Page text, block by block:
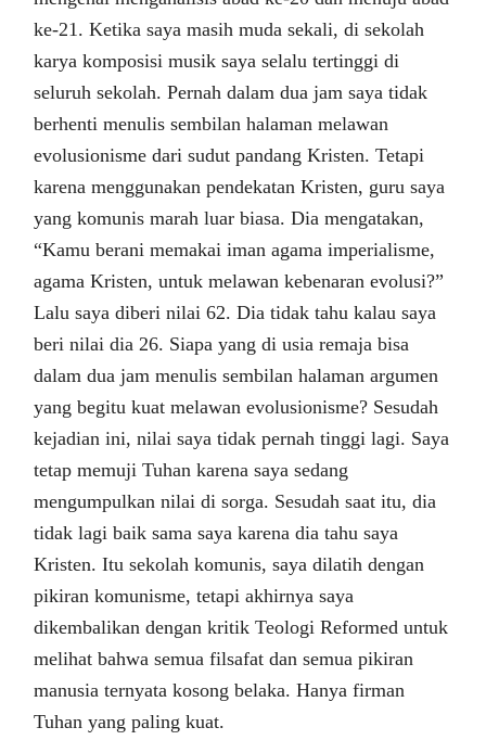
ke-21. Ketika saya masih muda sekali, di sekolah
karya komposisi musik saya selalu tertinggi di
seluruh sekolah. Pernah dalam dua jam saya tidak
berhenti menulis sembilan halaman melawan
evolusionisme dari sudut pandang Kristen. Tetapi
karena menggunakan pendekatan Kristen, guru saya
yang komunis marah luar biasa. Dia mengatakan,
“Kamu berani memakai iman agama imperialisme,
agama Kristen, untuk melawan kebenaran evolusi?”
Lalu saya diberi nilai 62. Dia tidak tahu kalau saya
beri nilai dia 26. Siapa yang di usia remaja bisa
dalam dua jam menulis sembilan halaman argumen
yang begitu kuat melawan evolusionisme? Sesudah
kejadian ini, nilai saya tidak pernah tinggi lagi. Saya
tetap memuji Tuhan karena saya sedang
mengumpulkan nilai di sorga. Sesudah saat itu, dia
tidak lagi baik sama saya karena dia tahu saya
Kristen. Itu sekolah komunis, saya dilatih dengan
pikiran komunisme, tetapi akhirnya saya
dikembalikan dengan kritik Teologi Reformed untuk
melihat bahwa semua filsafat dan semua pikiran
manusia ternyata kosong belaka. Hanya firman
Tuhan yang paling kuat.